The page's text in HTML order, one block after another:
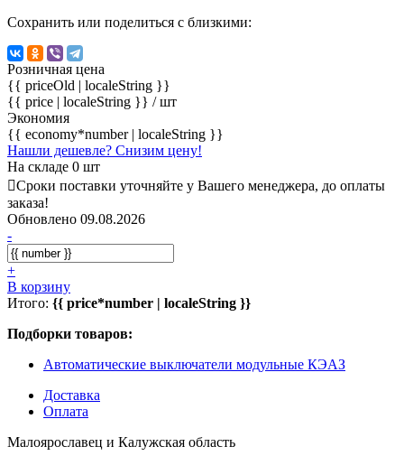
Сохранить или поделиться с близкими:
Розничная цена
{{ priceOld | localeString }}
{{ price | localeString }} / шт
Экономия
{{ economy*number | localeString }}
Нашли дешевле? Снизим цену!
На складе 0 шт
Сроки поставки уточняйте у Вашего менеджера, до оплаты
заказа!
Обновлено 09.08.2026
-
+
В корзину
Итого: {{ price*number | localeString }}
Подборки товаров:
Автоматические выключатели модульные КЭАЗ
Доставка
Оплата
Малоярославец и Калужская область